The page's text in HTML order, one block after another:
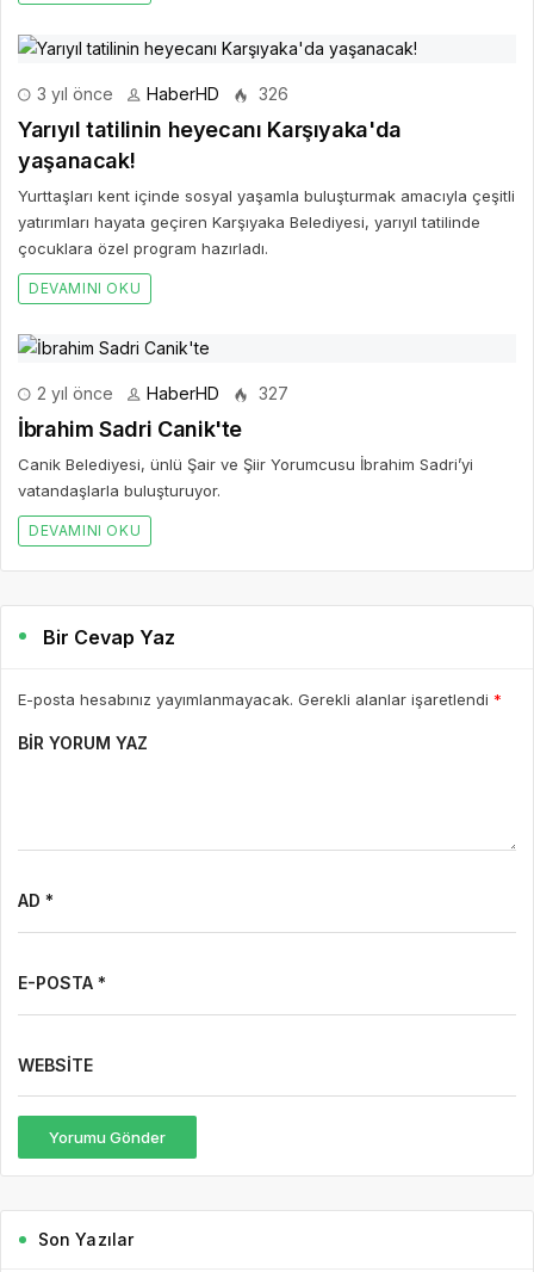
3 yıl önce HaberHD 326
Yarıyıl tatilinin heyecanı Karşıyaka'da
yaşanacak!
Yurttaşları kent içinde sosyal yaşamla buluşturmak amacıyla çeşitli
yatırımları hayata geçiren Karşıyaka Belediyesi, yarıyıl tatilinde
çocuklara özel program hazırladı.
DEVAMINI OKU
2 yıl önce HaberHD 327
İbrahim Sadri Canik'te
Canik Belediyesi, ünlü Şair ve Şiir Yorumcusu İbrahim Sadri’yi
vatandaşlarla buluşturuyor.
DEVAMINI OKU
Bir Cevap Yaz
E-posta hesabınız yayımlanmayacak. Gerekli alanlar işaretlendi *
BIR YORUM YAZ
AD *
E-POSTA *
WEBSITE
Yorumu Gönder
Son Yazılar